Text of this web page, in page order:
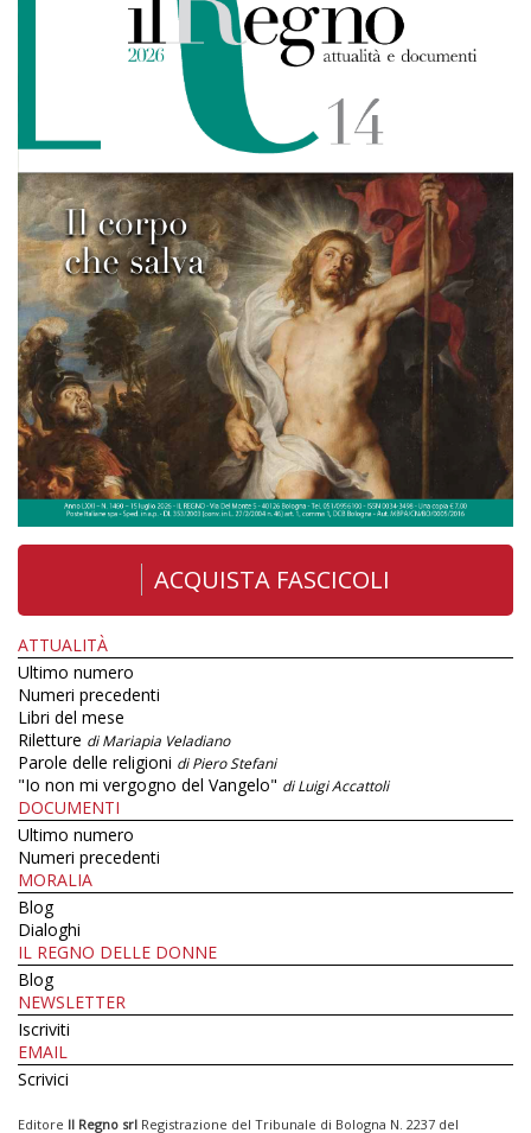
ACQUISTA FASCICOLI
ATTUALITÀ
Ultimo numero
Numeri precedenti
Libri del mese
Riletture di Mariapia Veladiano
Parole delle religioni di Piero Stefani
"Io non mi vergogno del Vangelo" di Luigi Accattoli
DOCUMENTI
Ultimo numero
Numeri precedenti
MORALIA
Blog
Dialoghi
IL REGNO DELLE DONNE
Blog
NEWSLETTER
Iscriviti
EMAIL
Scrivici
Editore Il Regno srl Registrazione del Tribunale di Bologna N. 2237 del